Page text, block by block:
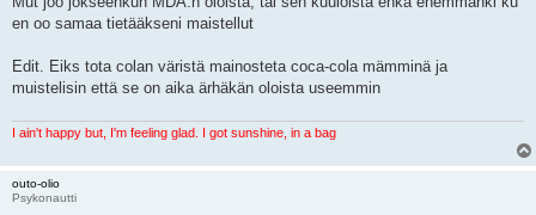
en oo samaa tietääkseni maistellut
Edit. Eiks tota colan väristä mainosteta coca-cola mämminä ja
muistelisin että se on aika ärhäkän oloista useemmin
I ain't happy but, I'm feeling glad. I got sunshine, in a bag
outo-olio
Psykonautti